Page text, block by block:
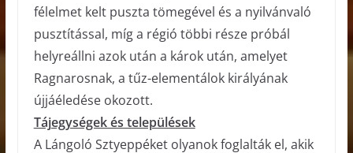
félelmet kelt puszta tömegével és a nyilvánvaló
pusztítással, míg a régió többi része próbál
helyreállni azok után a károk után, amelyet
Ragnarosnak, a tűz-elementálok királyának
újjáéledése okozott.
Tájegységek és települések
A Lángoló Sztyeppéket olyanok foglalták el, akik